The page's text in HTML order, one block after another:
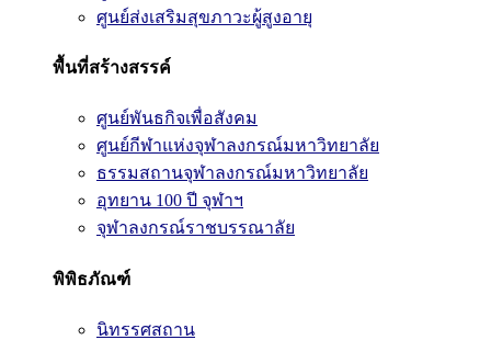
ศูนย์ส่งเสริมสุขภาวะผู้สูงอายุ
พื้นที่สร้างสรรค์
ศูนย์พันธกิจเพื่อสังคม
ศูนย์กีฬาแห่งจุฬาลงกรณ์มหาวิทยาลัย
ธรรมสถานจุฬาลงกรณ์มหาวิทยาลัย
อุทยาน 100 ปี จุฬาฯ
จุฬาลงกรณ์ราชบรรณาลัย
พิพิธภัณฑ์
นิทรรศสถาน